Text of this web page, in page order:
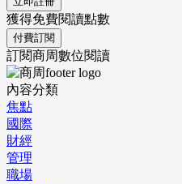
獲得免費閱讀點數
付費訂閱
訂閱商周數位閱讀
內容分類
焦點
國際
財經
管理
職場